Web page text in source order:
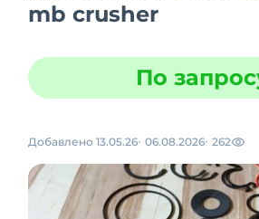
mb crusher
По
Добавлено 13.05.26 06.08.2026 262